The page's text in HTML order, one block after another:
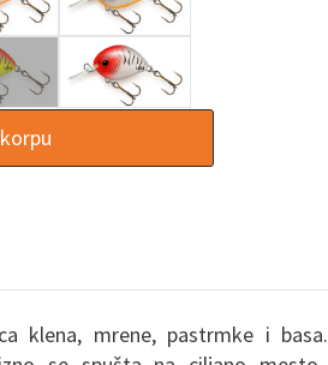
klena, mrene, pastrmke i basa.